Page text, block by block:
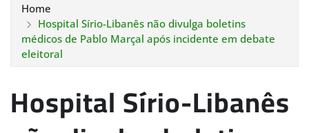
Home
Hospital Sírio-Libanês não divulga boletins
médicos de Pablo Marçal após incidente em debate
eleitoral
Hospital Sírio-Libanês